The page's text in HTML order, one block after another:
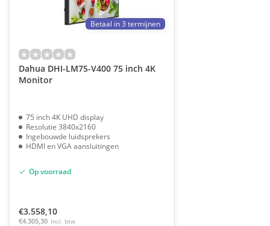
Betaal in 3 termijnen
Dahua DHI-LM75-V400 75 inch 4K
Monitor
75 inch 4K UHD display
Resolutie 3840x2160
Ingebouwde luidsprekers
HDMI en VGA aansluitingen
Op voorraad
€3.558,10
€4.305,30 Incl. btw